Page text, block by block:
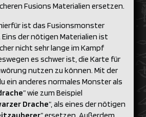
Fusions Materialien ersetzen.
ist das Fusionsmonster
Eins der nötigen Materialien ist
nicht sehr lange im Kampf
es schwer ist, die Karte für
nutzen zu können. Mit der
ein anderes normales Monster als
” wie zum Beispiel
Drache“, als eines der nötigen